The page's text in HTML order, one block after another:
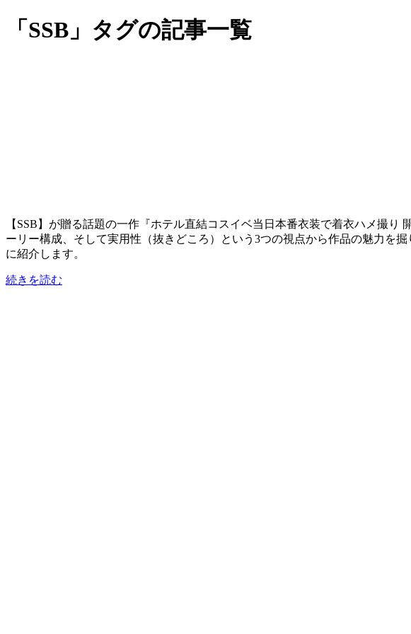
「SSB」タグの記事一覧
【SSB】が贈る話題の一作『ホテル直結コスイベ当日本番衣装で着衣ハメ撮
ーリー構成、そして実用性（抜きどころ）という3つの視点から作品の魅力を
に紹介します。
続きを読む